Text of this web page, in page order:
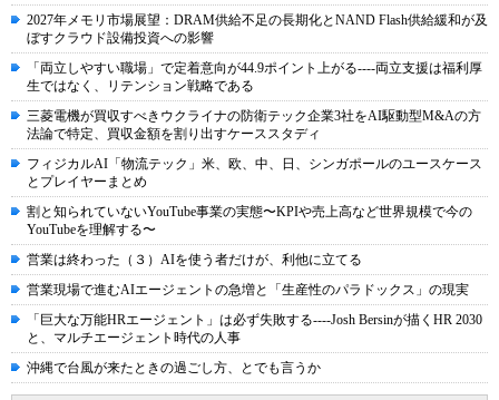
2027年メモリ市場展望：DRAM供給不足の長期化とNAND Flash供給緩和が及
ぼすクラウド設備投資への影響
「両立しやすい職場」で定着意向が44.9ポイント上がる----両立支援は福利厚
生ではなく、リテンション戦略である
三菱電機が買収すべきウクライナの防衛テック企業3社をAI駆動型M&Aの方
法論で特定、買収金額を割り出すケーススタディ
フィジカルAI「物流テック」米、欧、中、日、シンガポールのユースケース
とプレイヤーまとめ
割と知られていないYouTube事業の実態〜KPIや売上高など世界規模で今の
YouTubeを理解する〜
営業は終わった（３）AIを使う者だけが、利他に立てる
営業現場で進むAIエージェントの急増と「生産性のパラドックス」の現実
「巨大な万能HRエージェント」は必ず失敗する----Josh Bersinが描くHR 2030
と、マルチエージェント時代の人事
沖縄で台風が来たときの過ごし方、とでも言うか